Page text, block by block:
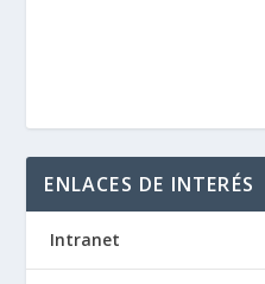
ENLACES DE INTERÉS
Intranet